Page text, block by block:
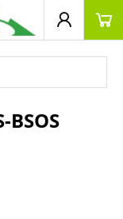
BSOS